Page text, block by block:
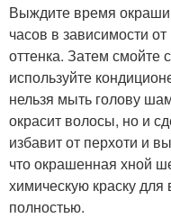
Выждите время
часов в зависимости
оттенка. Затем смойте
используйте
нельзя мыть голову
окрасит волосы, но и
избавит от перхоти и
что окрашенная хной
химическую краску для
полностью.